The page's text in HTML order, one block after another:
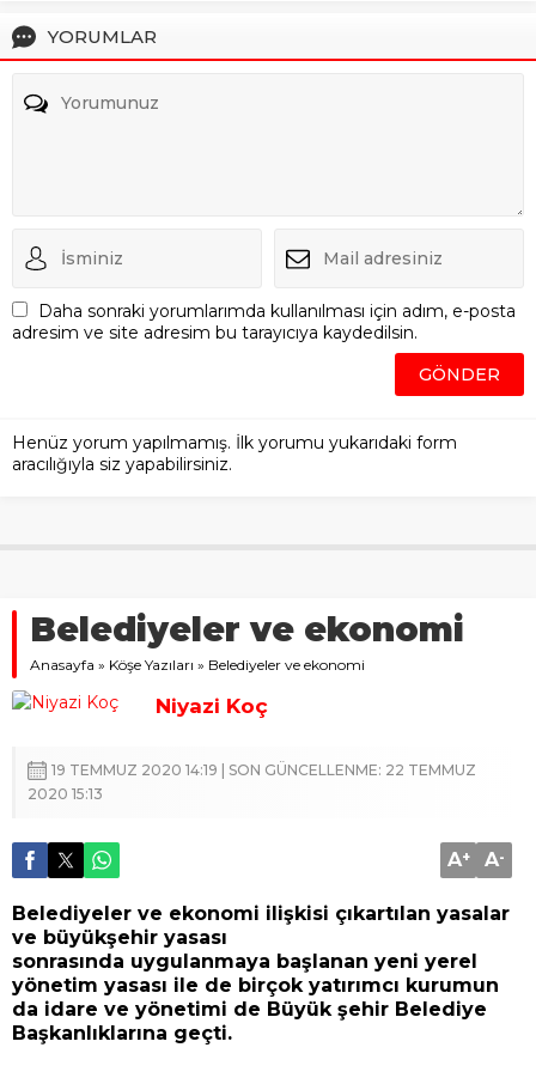
YORUMLAR
Daha sonraki yorumlarımda kullanılması için adım, e-posta
adresim ve site adresim bu tarayıcıya kaydedilsin.
Henüz yorum yapılmamış. İlk yorumu yukarıdaki form
aracılığıyla siz yapabilirsiniz.
Belediyeler ve ekonomi
Anasayfa » Köşe Yazıları » Belediyeler ve ekonomi
Niyazi Koç
19 TEMMUZ 2020 14:19 | SON GÜNCELLENME: 22 TEMMUZ
2020 15:13
A+ A-
Belediyeler ve ekonomi ilişkisi çıkartılan yasalar
ve büyükşehir yasası
sonrasında uygulanmaya başlanan yeni yerel
yönetim yasası ile de birçok yatırımcı kurumun
da idare ve yönetimi de Büyük şehir Belediye
Başkanlıklarına geçti.